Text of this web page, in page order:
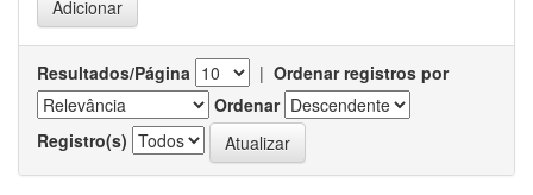
Resultados/Página | Ordenar registros por
Ordenar
Registro(s)